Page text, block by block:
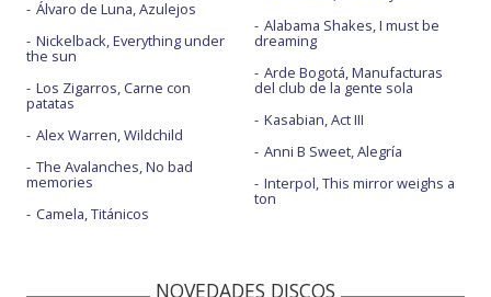
Álvaro de Luna, Azulejos
Nickelback, Everything under
the sun
Los Zigarros, Carne con
patatas
Alex Warren, Wildchild
The Avalanches, No bad
memories
Camela, Titánicos
Alabama Shakes, I must be
dreaming
Arde Bogotá, Manufacturas
del club de la gente sola
Kasabian, Act III
Anni B Sweet, Alegría
Interpol, This mirror weighs a
ton
NOVEDADES DISCOS